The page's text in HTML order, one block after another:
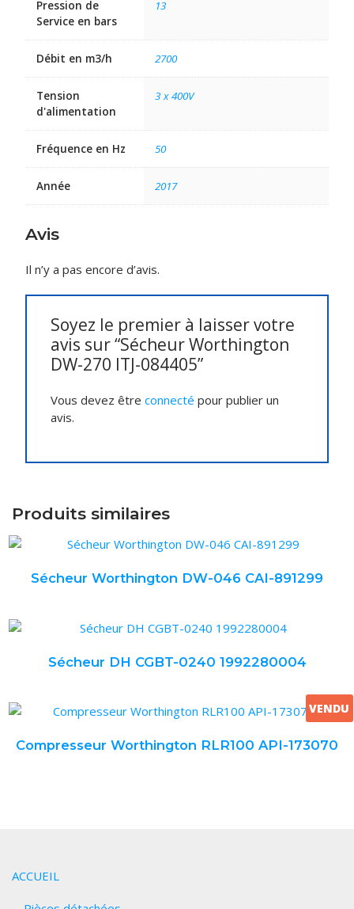
Pression de
Service en bars
13
Débit en m3/h 2700
Tension
d'alimentation
3 x 400V
Fréquence en Hz 50
Année 2017
Avis
Il n’y a pas encore d’avis.
Soyez le premier à laisser votre
avis sur “Sécheur Worthington
DW-270 ITJ-084405”
Vous devez être connecté pour publier un
avis.
Produits similaires
Sécheur Worthington DW-046 CAI-891299
Sécheur DH CGBT-0240 1992280004
VENDU
Compresseur Worthington RLR100 API-173070
ACCUEIL